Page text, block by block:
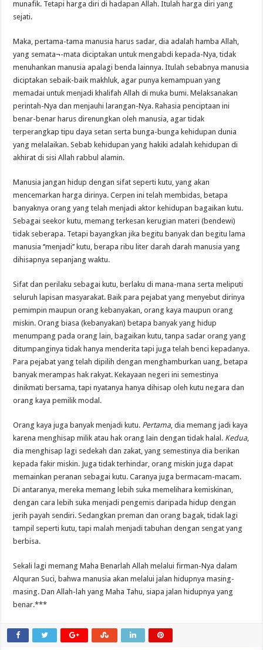
munafik. Tetapi harga diri di hadapan Allah. Itulah harga diri yang
sejati.
Maka, pertama-tama manusia harus sadar, dia adalah hamba Allah,
yang semata¬-mata diciptakan untuk mengabdi kepada-Nya, tidak
menuhankan manusia apalagi benda lainnya. Itulah sebabnya manusia
diciptakan sebaik-baik makhluk, agar punya kemampuan yang
memadai untuk menjadi khalifah Allah di muka bumi. Melaksanakan
perintah-Nya dan menjauhi larangan-Nya. Rahasia penciptaan ini
benar-benar harus direnungkan oleh manusia, agar tidak
terperangkap tipu daya setan serta bunga-bunga kehidupan dunia
yang melalaikan. Sebab kehidupan yang hakiki adalah kehidupan di
akhirat di sisi Allah rabbul alamin.
Manusia jangan hidup dengan sifat seperti kutu, yang akan
mencemarkan harga dirinya. Cerpen ini telah membidas, betapa
banyaknya orang yang telah menjadi aktor kehidupan bagaikan kutu.
Sebagai seekor kutu, memang terkesan kerugian materi (bendewi)
tidak seberapa. Tetapi bayangkan jika begitu banyak dan begitu lama
manusia ‘’menjadi’’ kutu, berapa ribu liter darah darah manusia yang
dihisapnya sepanjang waktu.
Sifat dan perilaku sebagai kutu, berlaku di mana-mana serta meliputi
seluruh lapisan masyarakat. Baik para pejabat yang menyebut dirinya
pemimpin maupun orang kebanyakan, orang kaya maupun orang
miskin. Orang biasa (kebanyakan) betapa banyak yang hidup
menumpang pada orang lain, bagaikan kutu, tanpa sadar orang yang
ditumpanginya tidak hanya menderita tapi juga telah benci kepadanya.
Para pejabat yang telah dipilih dengan menghamburkan uang, betapa
banyak merampas hak rakyat. Kekayaan negeri ini semestinya
dinikmati bersama, tapi nyatanya hanya dihisap oleh kutu negara dan
orang kaya pemilik modal.
Orang kaya juga banyak menjadi kutu. Pertama, dia memang jadi kaya
karena menghisap milik atau hak orang lain dengan tidak halal. Kedua,
dia menghisap lagi sedekah dan zakat, yang semestinya dia berikan
kepada fakir miskin. Juga tidak terhindar, orang miskin juga dapat
memainkan peranan sebagai kutu. Caranya juga bermacam-macam.
Di antaranya, mereka memang lebih suka memelihara kemiskinan,
dengan cara lebih suka menjadi pengemis daripada hidup dengan
jerih payah sendiri. Sedangkan preman dan orang bagak, tidak lagi
tampil seperti kutu, tapi malah menjadi tabuhan dengan sengat yang
berbisa.
Sekali lagi memang Maha Benarlah Allah melalui firman-Nya dalam
Alquran Suci, bahwa manusia akan melalui jalan hidupnya masing-
masing. Dan Allah-lah yang Maha Tahu, siapa jalan hidupnya yang
benar.***